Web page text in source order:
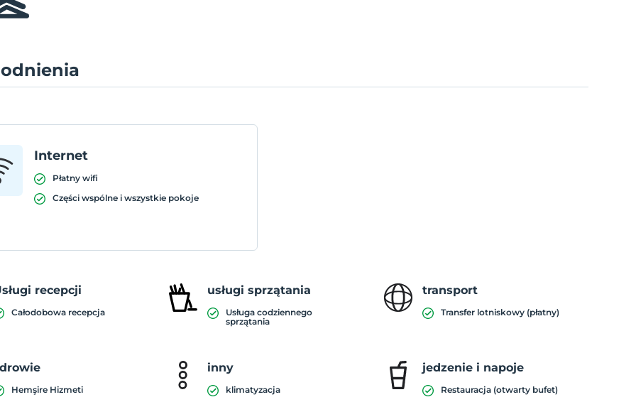
Internet
Płatny wifi
Części wspólne i wszystkie pokoje
recepcji
Całodobowa recepcja
usługi sprzątania
Usługa codziennego
sprzątania
transport
Transfer lotniskowy (płatny)
Hemşire Hizmeti
inny
klimatyzacja
jedzenie i napoje
Restauracja (otwarty bufet)